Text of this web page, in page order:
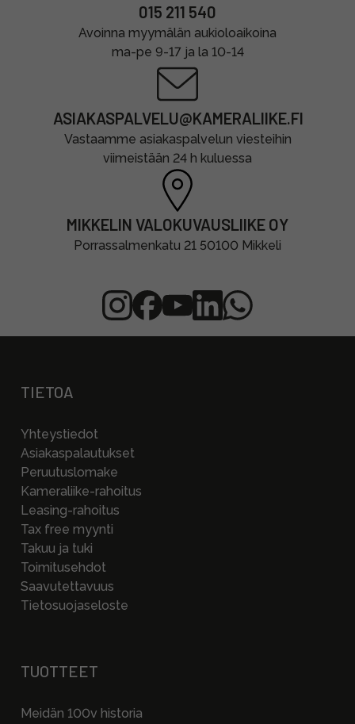
015 211 540
Avoinna myymälän aukioloaikoina
ma-pe 9-17 ja la 10-14
ASIAKASPALVELU@KAMERALIIKE.FI
Vastaamme asiakaspalvelun viesteihin
viimeistään 24 h kuluessa
MIKKELIN VALOKUVAUSLIIKE OY
Porrassalmenkatu 21 50100 Mikkeli
TIETOA
Yhteystiedot
Asiakaspalautukset
Peruutuslomake
Kameraliike-rahoitus
Leasing-rahoitus
Tax free myynti
Takuu ja tuki
Toimitusehdot
Saavutettavuus
Tietosuojaseloste
TUOTTEET
Meidän 100v historia